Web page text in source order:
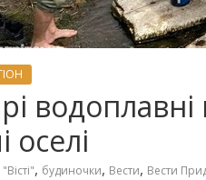
оселі
"Вісті", будиночки, Вести, Вести